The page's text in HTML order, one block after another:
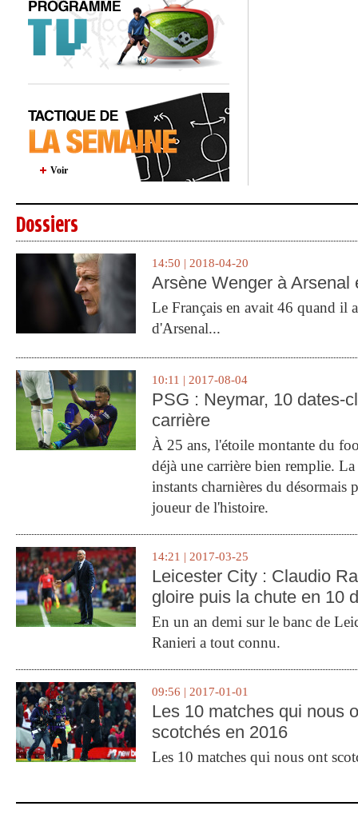
Voir
Dossiers
14:50 | 2018-04-20
Arsène Wenger à Arsenal
Le Français en avait 46 quand il
d'Arsenal...
10:11 | 2017-08-04
PSG : Neymar, 10 dates-
carrière
À 25 ans, l'étoile montante du
déjà une carrière bien remplie.
instants charnières du désormais
joueur de l'histoire.
14:21 | 2017-03-25
Leicester City : Claudio
gloire puis la chute en 10
En un an demi sur le banc de
Ranieri a tout connu.
09:56 | 2017-01-01
Les 10 matches qui nous
scotchés en 2016
Les 10 matches qui nous ont